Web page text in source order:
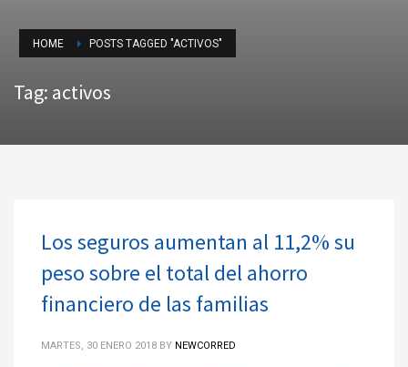
HOME POSTS TAGGED "ACTIVOS"
Tag: activos
Los seguros aumentan al 11,2% su
peso sobre el total del ahorro
financiero de las familias
MARTES, 30 ENERO 2018 BY NEWCORRED